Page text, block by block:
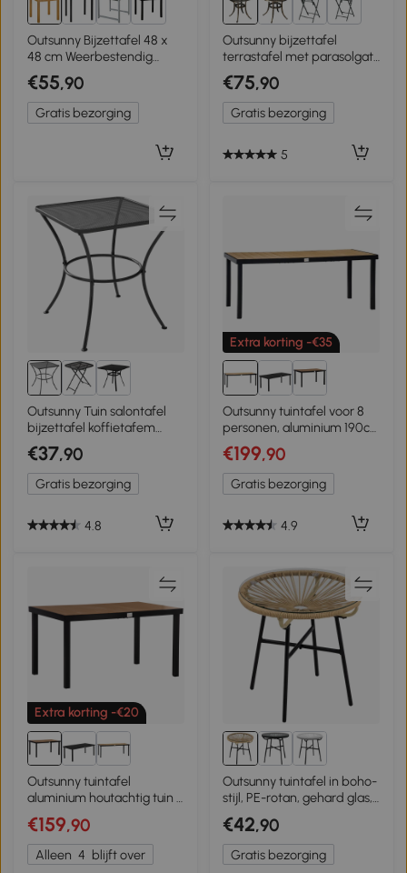
1+
Outsunny Bijzettafel 48 x
48 cm Weerbestendig
Tuintafel met
Lattenontwerp Verstelbare
Voeten, Vierkant
€55,90
Gratis bezorging
3+
Outsunny bijzettafel
terrastafel met parasolgat,
aluminium frame voor tuin
€75,90
Gratis bezorging
5
Outsunny Tuin salontafel
bijzettafel koffietafem
terras metaal zwart
€37,90
Gratis bezorging
4.8
Extra korting -€35
Outsunny tuintafel voor 8
personen, aluminium 190c
mx 90cm x 74cm
€199,90
Gratis bezorging
4.9
Extra korting -€20
Outsunny tuintafel
aluminium houtachtig tuin 6
personen natuurlijk, zwart
€159,90
Alleen 4 blijft over
Outsunny tuintafel in boho-
stijl, PE-rotan, gehard glas,
weerbestendig, 50 cm x
50 cm x 50 cm,
zwart+bruin
€42,90
Gratis bezorging